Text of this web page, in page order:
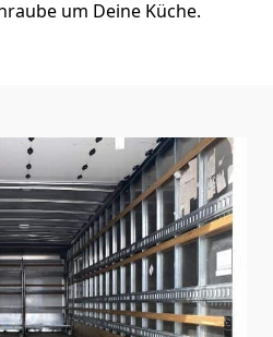
um Deine Küche.